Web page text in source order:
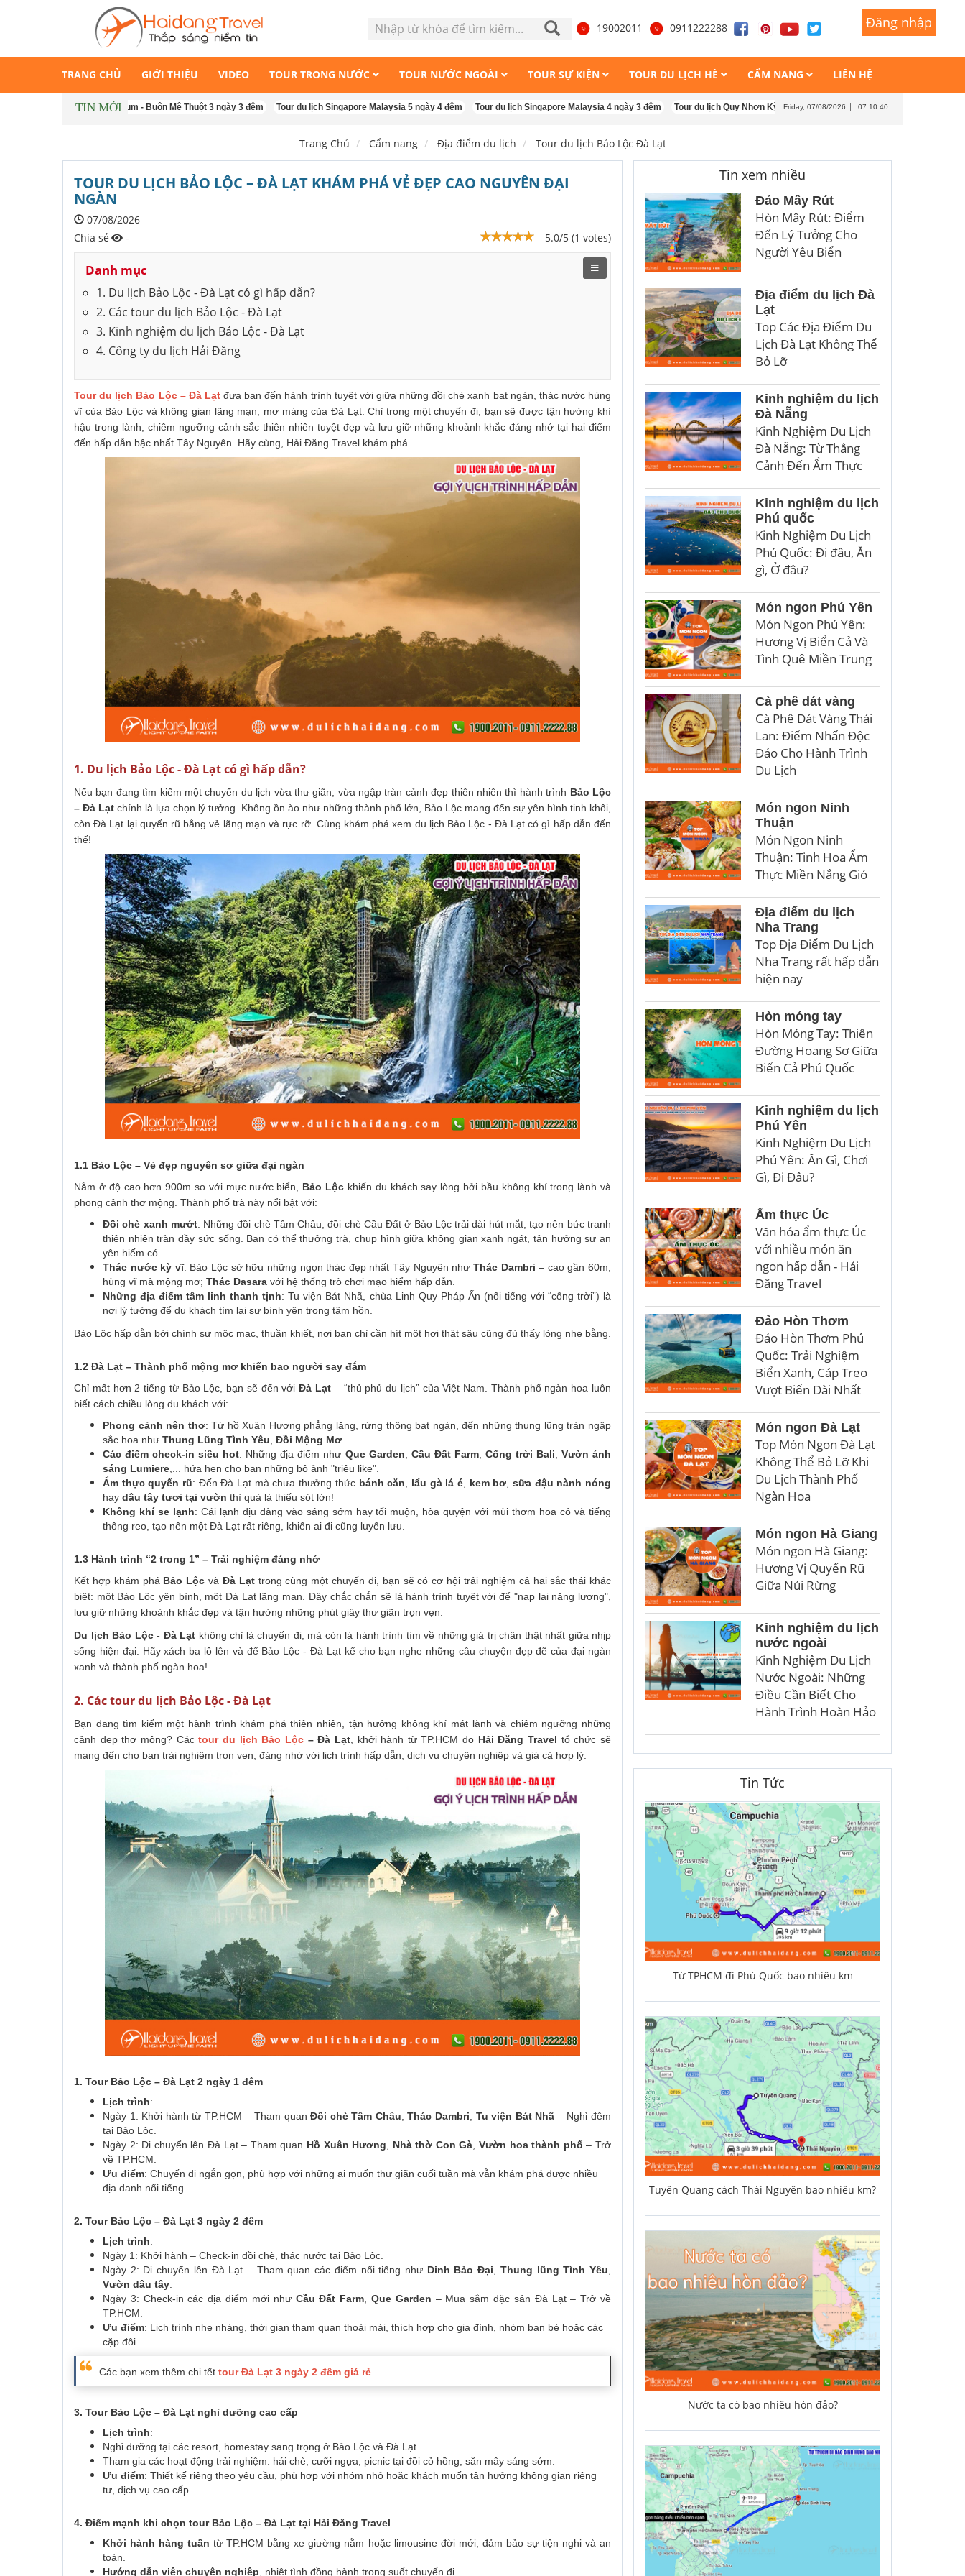
Đăng nhập
19002011 0911222288 Đăng nhập
TRANG CHỦ GIỚI THIỆU VIDEO TOUR TRONG NƯỚC TOUR NƯỚC NGOÀI TOUR SỰ KIỆN TOUR DU LỊCH HÈ CẨM NANG LIÊN HỆ
TIN MỚI
Tour Măng Đen - Kon Tum - Buôn Mê Thuột 3 ngày 3 đêm Tour du lịch Singapore Malaysia 5 ngày 4 đêm Tour du lịch Singapore Malaysia 4 ngày 3 đêm Tour du lịch Quy Nhơn Kỳ Co Eo Gió 3 ngày 3 đêm Tour Quy Nhơn Đảo Kỳ
Friday, 07/08/2026 07:10:41
Trang Chủ Cẩm nang Địa điểm du lịch Tour du lịch Bảo Lộc Đà Lạt
TOUR DU LỊCH BẢO LỘC – ĐÀ LẠT KHÁM PHÁ VẺ ĐẸP CAO NGUYÊN ĐẠI
NGÀN
07/08/2026
5.0/5 (1 votes)
Chia sẻ -
Danh mục
1. Du lịch Bảo Lộc - Đà Lạt có gì hấp dẫn?
2. Các tour du lịch Bảo Lộc - Đà Lạt
3. Kinh nghiệm du lịch Bảo Lộc - Đà Lạt
4. Công ty du lịch Hải Đăng
Tour du lịch Bảo Lộc – Đà Lạtđưa bạn đến hành trình tuyệt vời giữa những đồi chè xanh bạt ngàn, thác nước hùng
vĩ của Bảo Lộc và không gian lãng mạn, mơ màng của Đà Lạt. Chỉ trong một chuyến đi, bạn sẽ được tận hưởng khí
hậu trong lành, chiêm ngưỡng cảnh sắc thiên nhiên tuyệt đẹp và lưu giữ những khoảnh khắc đáng nhớ tại hai điểm
đến hấp dẫn bậc nhất Tây Nguyên. Hãy cùng, Hải Đăng Travel khám phá.
1. Du lịch Bảo Lộc - Đà Lạt có gì hấp dẫn?
Nếu bạn đang tìm kiếm một chuyến du lịch vừa thư giãn, vừa ngập tràn cảnh đẹp thiên nhiên thì hành trình Bảo Lộc
– Đà Lạt chính là lựa chọn lý tưởng. Không ồn ào như những thành phố lớn, Bảo Lộc mang đến sự yên bình tinh khôi,
còn Đà Lạt lại quyến rũ bằng vẻ lãng mạn và rực rỡ. Cùng khám phá xem du lịch Bảo Lộc - Đà Lạt có gì hấp dẫn đến
thế!
1.1 Bảo Lộc – Vẻ đẹp nguyên sơ giữa đại ngàn
Nằm ở độ cao hơn 900m so với mực nước biển, Bảo Lộc khiến du khách say lòng bởi bầu không khí trong lành và
phong cảnh thơ mộng. Thành phố trà này nổi bật với:
Đồi chè xanh mướt: Những đồi chè Tâm Châu, đồi chè Cầu Đất ở Bảo Lộc trải dài hút mắt, tạo nên bức tranh
thiên nhiên tràn đầy sức sống. Bạn có thể thưởng trà, chụp hình giữa không gian xanh ngát, tận hưởng sự an
yên hiếm có.
Thác nước kỳ vĩ: Bảo Lộc sở hữu những ngọn thác đẹp nhất Tây Nguyên như Thác Dambri – cao gần 60m,
hùng vĩ mà mộng mơ; Thác Dasara với hệ thống trò chơi mạo hiểm hấp dẫn.
Những địa điểm tâm linh thanh tịnh: Tu viện Bát Nhã, chùa Linh Quy Pháp Ấn (nổi tiếng với “cổng trời”) là
nơi lý tưởng để du khách tìm lại sự bình yên trong tâm hồn.
Bảo Lộc hấp dẫn bởi chính sự mộc mạc, thuần khiết, nơi bạn chỉ cần hít một hơi thật sâu cũng đủ thấy lòng nhẹ bẫng.
1.2 Đà Lạt – Thành phố mộng mơ khiến bao người say đắm
Chỉ mất hơn 2 tiếng từ Bảo Lộc, bạn sẽ đến vớiĐà Lạt – “thủ phủ du lịch” của Việt Nam. Thành phố ngàn hoa luôn
biết cách chiều lòng du khách với:
Phong cảnh nên thơ: Từ hồ Xuân Hương phẳng lặng, rừng thông bạt ngàn, đến những thung lũng tràn ngập
sắc hoa như Thung Lũng Tình Yêu, Đồi Mộng Mơ.
Các điểm check-in siêu hot: Những địa điểm như Que Garden, Cầu Đất Farm, Cổng trời Bali,Vườn ánh
sáng Lumiere,... hứa hẹn cho bạn những bộ ảnh "triệu like".
Ẩm thực quyến rũ: Đến Đà Lạt mà chưa thưởng thức bánh căn, lẩu gà lá é, kem bơ, sữa đậu nành nóng
hay dâu tây tươi tại vườn thì quả là thiếu sót lớn!
Không khí se lạnh: Cái lạnh dịu dàng vào sáng sớm hay tối muộn, hòa quyện với mùi thơm hoa cỏ và tiếng
thông reo, tạo nên một Đà Lạt rất riêng, khiến ai đi cũng luyến lưu.
1.3 Hành trình “2 trong 1” – Trải nghiệm đáng nhớ
Kết hợp khám phá Bảo Lộc và Đà Lạttrong cùng một chuyến đi, bạn sẽ có cơ hội trải nghiệm cả hai sắc thái khác
biệt: một Bảo Lộc yên bình, một Đà Lạt lãng mạn. Đây chắc chắn sẽ là hành trình tuyệt vời để "nạp lại năng lượng",
lưu giữ những khoảnh khắc đẹp và tận hưởng những phút giây thư giãn trọn vẹn.
Du lịch Bảo Lộc - Đà Lạt không chỉ là chuyến đi, mà còn là hành trình tìm về những giá trị chân thật nhất giữa nhịp
sống hiện đại. Hãy xách ba lô lên và để Bảo Lộc - Đà Lạt kể cho bạn nghe những câu chuyện đẹp đẽ của đại ngàn
xanh và thành phố ngàn hoa!
2. Các tour du lịch Bảo Lộc - Đà Lạt
Bạn đang tìm kiếm một hành trình khám phá thiên nhiên, tận hưởng không khí mát lành và chiêm ngưỡng những
cảnh đẹp thơ mộng? Cáctour du lịch Bảo Lộc– Đà Lạt, khởi hành từ TP.HCM do Hải Đăng Travel tổ chức sẽ
mang đến cho bạn trải nghiệm trọn vẹn, đáng nhớ với lịch trình hấp dẫn, dịch vụ chuyên nghiệp và giá cả hợp lý.
1. Tour Bảo Lộc – Đà Lạt 2 ngày 1 đêm
Lịch trình:
Ngày 1: Khởi hành từ TP.HCM – Tham quanĐồi chè Tâm Châu ,Thác Dambri Tu viện Bát Nhã – Nghỉ đêm
tại Bảo Lộc.
Ngày 2: Di chuyển lên Đà Lạt – Tham quan Hồ Xuân Hương Nhà thờ Con Gà ,Vườn hoa thành phố – Trở
về TP.HCM.
Ưu điểm: Chuyến đi ngắn gọn, phù hợp với những ai muốn thư giãn cuối tuần mà vẫn khám phá được nhiều
địa danh nổi tiếng.
2. Tour Bảo Lộc – Đà Lạt 3 ngày 2 đêm
Lịch trình:
Ngày 1: Khởi hành – Check-in đồi chè, thác nước tại Bảo Lộc.
Ngày 2: Di chuyển lên Đà Lạt – Tham quan các điểm nổi tiếng như Dinh Bảo Đại Thung lũng Tình Yêu
Vườn dâu tây
Ngày 3: Check-in các địa điểm mới như Cầu Đất Farm ,Que Garden – Mua sắm đặc sản Đà Lạt – Trở về
TP.HCM.
Ưu điểm: Lịch trình nhẹ nhàng, thời gian tham quan thoải mái, thích hợp cho gia đình, nhóm bạn bè hoặc các
cặp đôi.
Các bạn xem thêm chi tết tour Đà Lạt 3 ngày 2 đêm giá rẻ
3. Tour Bảo Lộc – Đà Lạt nghỉ dưỡng cao cấp
Lịch trình:
Nghỉ dưỡng tại các resort, homestay sang trọng ở Bảo Lộc và Đà Lạt.
Tham gia các hoạt động trải nghiệm: hái chè, cưỡi ngựa, picnic tại đồi cỏ hồng, săn mây sáng sớm.
Ưu điểm: Thiết kế riêng theo yêu cầu, phù hợp với nhóm nhỏ hoặc khách muốn tận hưởng không gian riêng
tư, dịch vụ cao cấp.
4. Điểm mạnh khi chọn tour Bảo Lộc – Đà Lạt tại Hải Đăng Travel
Khởi hành hàng tuần từ TP.HCM bằng xe giường nằm hoặc limousine đời mới, đảm bảo sự tiện nghi và an
toàn.
Hướng dẫn viên chuyên nghiệp , nhiệt tình đồng hành trong suốt chuyến đi.
Tin xem nhiều
Đảo Mây Rút
Hòn Mây Rút: Điểm
Đến Lý Tưởng Cho
Người Yêu Biển
Địa điểm du lịch Đà
Lạt
Top Các Địa Điểm Du
Lịch Đà Lạt Không Thể
Bỏ Lỡ
Kinh nghiệm du lịch
Đà Nẵng
Kinh Nghiệm Du Lịch
Đà Nẵng: Từ Thắng
Cảnh Đến Ẩm Thực
Kinh nghiệm du lịch
Phú quốc
Kinh Nghiệm Du Lịch
Phú Quốc: Đi đâu, Ăn
gì, Ở đâu?
Món ngon Phú Yên
Món Ngon Phú Yên:
Hương Vị Biển Cả Và
Tình Quê Miền Trung
Cà phê dát vàng
Cà Phê Dát Vàng Thái
Lan: Điểm Nhấn Độc
Đáo Cho Hành Trình
Du Lịch
Món ngon Ninh
Thuận
Món Ngon Ninh
Thuận: Tinh Hoa Ẩm
Thực Miền Nắng Gió
Địa điểm du lịch
Nha Trang
Top Địa Điểm Du Lịch
Nha Trang rất hấp dẫn
hiện nay
Hòn móng tay
Hòn Móng Tay: Thiên
Đường Hoang Sơ Giữa
Biển Cả Phú Quốc
Kinh nghiệm du lịch
Phú Yên
Kinh Nghiệm Du Lịch
Phú Yên: Ăn Gì, Chơi
Gì, Đi Đâu?
Ẩm thực Úc
Văn hóa ẩm thực Úc
với nhiều món ăn
ngon hấp dẫn - Hải
Đăng Travel
Đảo Hòn Thơm
Đảo Hòn Thơm Phú
Quốc: Trải Nghiệm
Biển Xanh, Cáp Treo
Vượt Biển Dài Nhất
Món ngon Đà Lạt
Top Món Ngon Đà Lạt
Không Thể Bỏ Lỡ Khi
Du Lịch Thành Phố
Ngàn Hoa
Món ngon Hà Giang
Món ngon Hà Giang:
Hương Vị Quyến Rũ
Giữa Núi Rừng
Kinh nghiệm du lịch
nước ngoài
Kinh Nghiệm Du Lịch
Nước Ngoài: Những
Điều Cần Biết Cho
Hành Trình Hoàn Hảo
Tin Tức
Từ TPHCM đi Phú Quốc bao nhiêu km
Tuyên Quang cách Thái Nguyên bao nhiêu km?
Nước ta có bao nhiêu hòn đảo?